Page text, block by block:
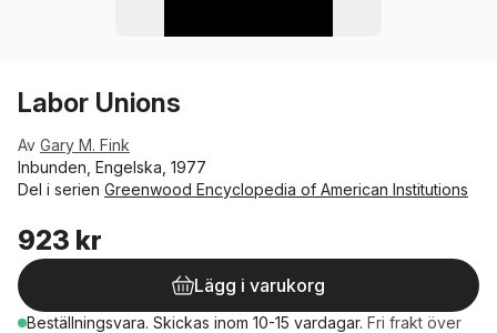
Labor Unions
Av Gary M. Fink
Inbunden, Engelska, 1977
Del i serien Greenwood Encyclopedia of American Institutions
923 kr
Lägg i varukorg
Beställningsvara. Skickas inom 10-15 vardagar. Fri frakt över